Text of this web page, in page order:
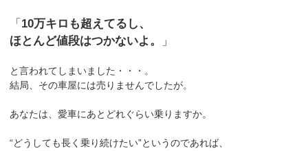
「 10万キロも超えてるし、
ほとんど値段はつかないよ。
」
と言われてしまいました・・・。
結局、その車屋には売りませんでしたが。
あなたは、愛車にあとどれぐらい乗りますか。
“どうしても長く乗り続けたい”というのであれば、